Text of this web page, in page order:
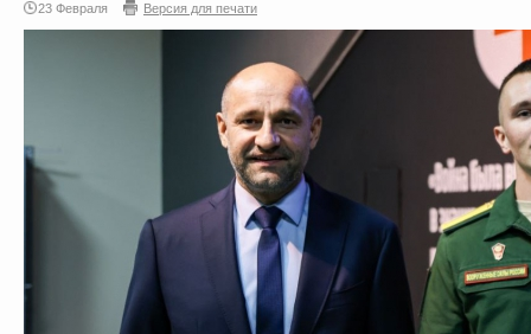
23 Февраля Версия для печати